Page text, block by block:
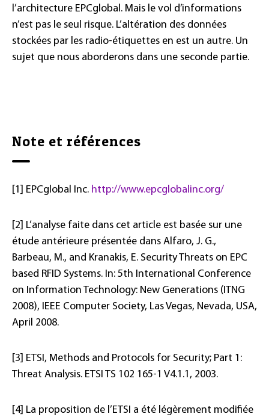
l’architecture EPCglobal. Mais le vol d’informations
n’est pas le seul risque. L’altération des données
stockées par les radio-étiquettes en est un autre. Un
sujet que nous aborderons dans une seconde partie.
Note et références
[1] EPCglobal Inc. http://www.epcglobalinc.org/
[2] L’analyse faite dans cet article est basée sur une
étude antérieure présentée dans Alfaro, J. G.,
Barbeau, M., and Kranakis, E. Security Threats on EPC
based RFID Systems. In: 5th International Conference
on Information Technology: New Generations (ITNG
2008), IEEE Computer Society, Las Vegas, Nevada, USA,
April 2008.
[3] ETSI, Methods and Protocols for Security; Part 1:
Threat Analysis. ETSI TS 102 165-1 V4.1.1, 2003.
[4] La proposition de l’ETSI a été légèrement modifiée